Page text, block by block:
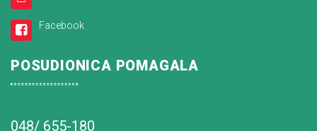
Facebook
POSUDIONICA POMAGALA
048/ 655-180